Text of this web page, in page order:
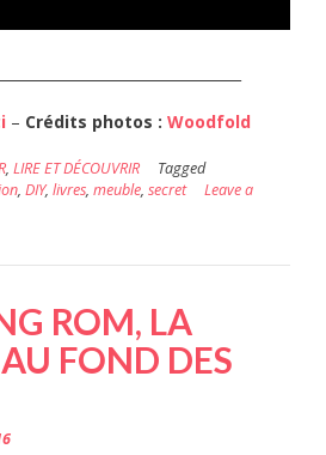
– Crédits photos : Woodfold
, LIRE ET DÉCOUVRIR
Tagged
, DIY, livres, meuble, secret
Leave a
ROM, LA
FOND DES